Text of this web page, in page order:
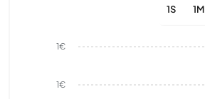
1S 1M
1€
1€